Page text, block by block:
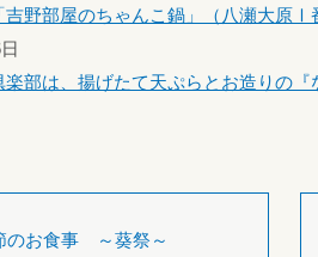
吉野部屋のちゃんこ鍋」（八瀬大原Ⅰ
楽部は、揚げたて天ぷらとお造りの
のお食事 ～葵祭～